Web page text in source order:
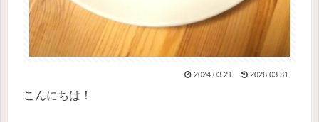
2024.03.21 2026.03.31
こんにちは！